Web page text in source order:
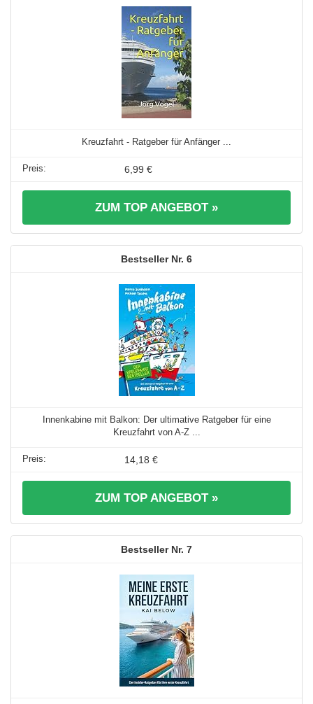
Kreuzfahrt - Ratgeber für Anfänger ...
6,99 €
ZUM TOP ANGEBOT »
6
Innenkabine mit Balkon: Der ultimative Ratgeber für eine
Kreuzfahrt von A-Z ...
14,18 €
ZUM TOP ANGEBOT »
7